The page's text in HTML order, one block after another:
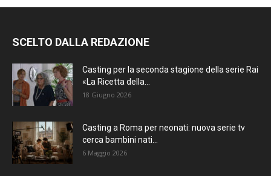
SCELTO DALLA REDAZIONE
Casting per la seconda stagione della serie Rai
«La Ricetta della...
18 Giugno 2026
Casting a Roma per neonati: nuova serie tv
cerca bambini nati...
6 Maggio 2026